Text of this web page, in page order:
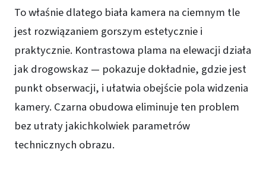
To właśnie dlatego biała kamera na ciemnym tle
jest rozwiązaniem gorszym estetycznie i
praktycznie. Kontrastowa plama na elewacji działa
jak drogowskaz — pokazuje dokładnie, gdzie jest
punkt obserwacji, i ułatwia obejście pola widzenia
kamery. Czarna obudowa eliminuje ten problem
bez utraty jakichkolwiek parametrów
technicznych obrazu.